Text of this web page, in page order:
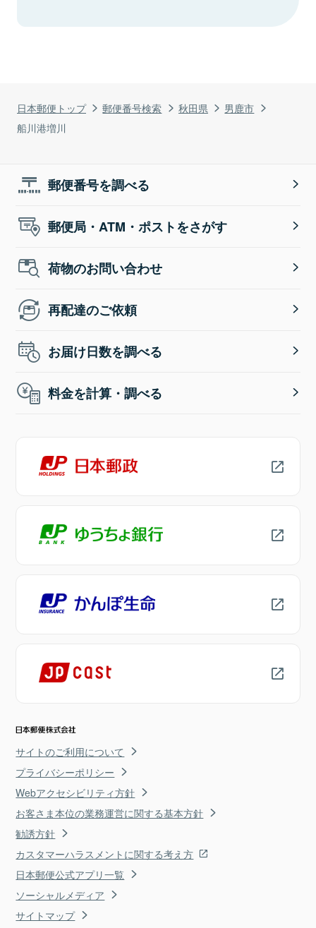
日本郵便トップ 郵便番号検索 秋田県
男鹿市
船川港増川
郵便番号を調べる
郵便局・ATM・ポストをさがす
荷物のお問い合わせ
再配達のご依頼
お届け日数を調べる
料金を計算・調べる
サイトのご利用について
プライバシーポリシー
Webアクセシビリティ方針
お客さま本位の業務運営に関する基本方針
勧誘方針
カスタマーハラスメントに関する考え方
日本郵便公式アプリ一覧
ソーシャルメディア
サイトマップ